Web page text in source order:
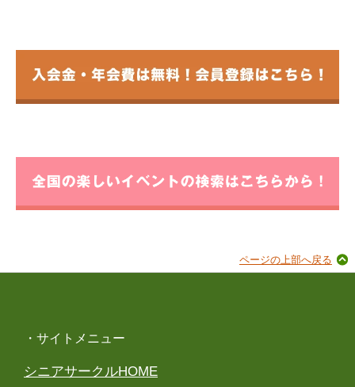
ページの上部へ戻る
・サイトメニュー
シニアサークルHOME